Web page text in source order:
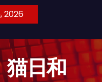
2026
猫日和